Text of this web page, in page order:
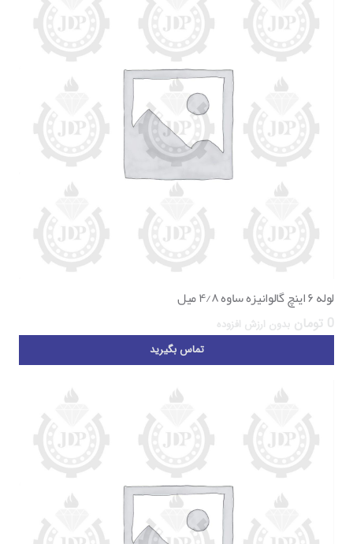
لوله ۶ اینچ گالوانیزه ساوه ۴/۸ میل
0 تومان بدون ارزش افزوده
تماس بگیرید